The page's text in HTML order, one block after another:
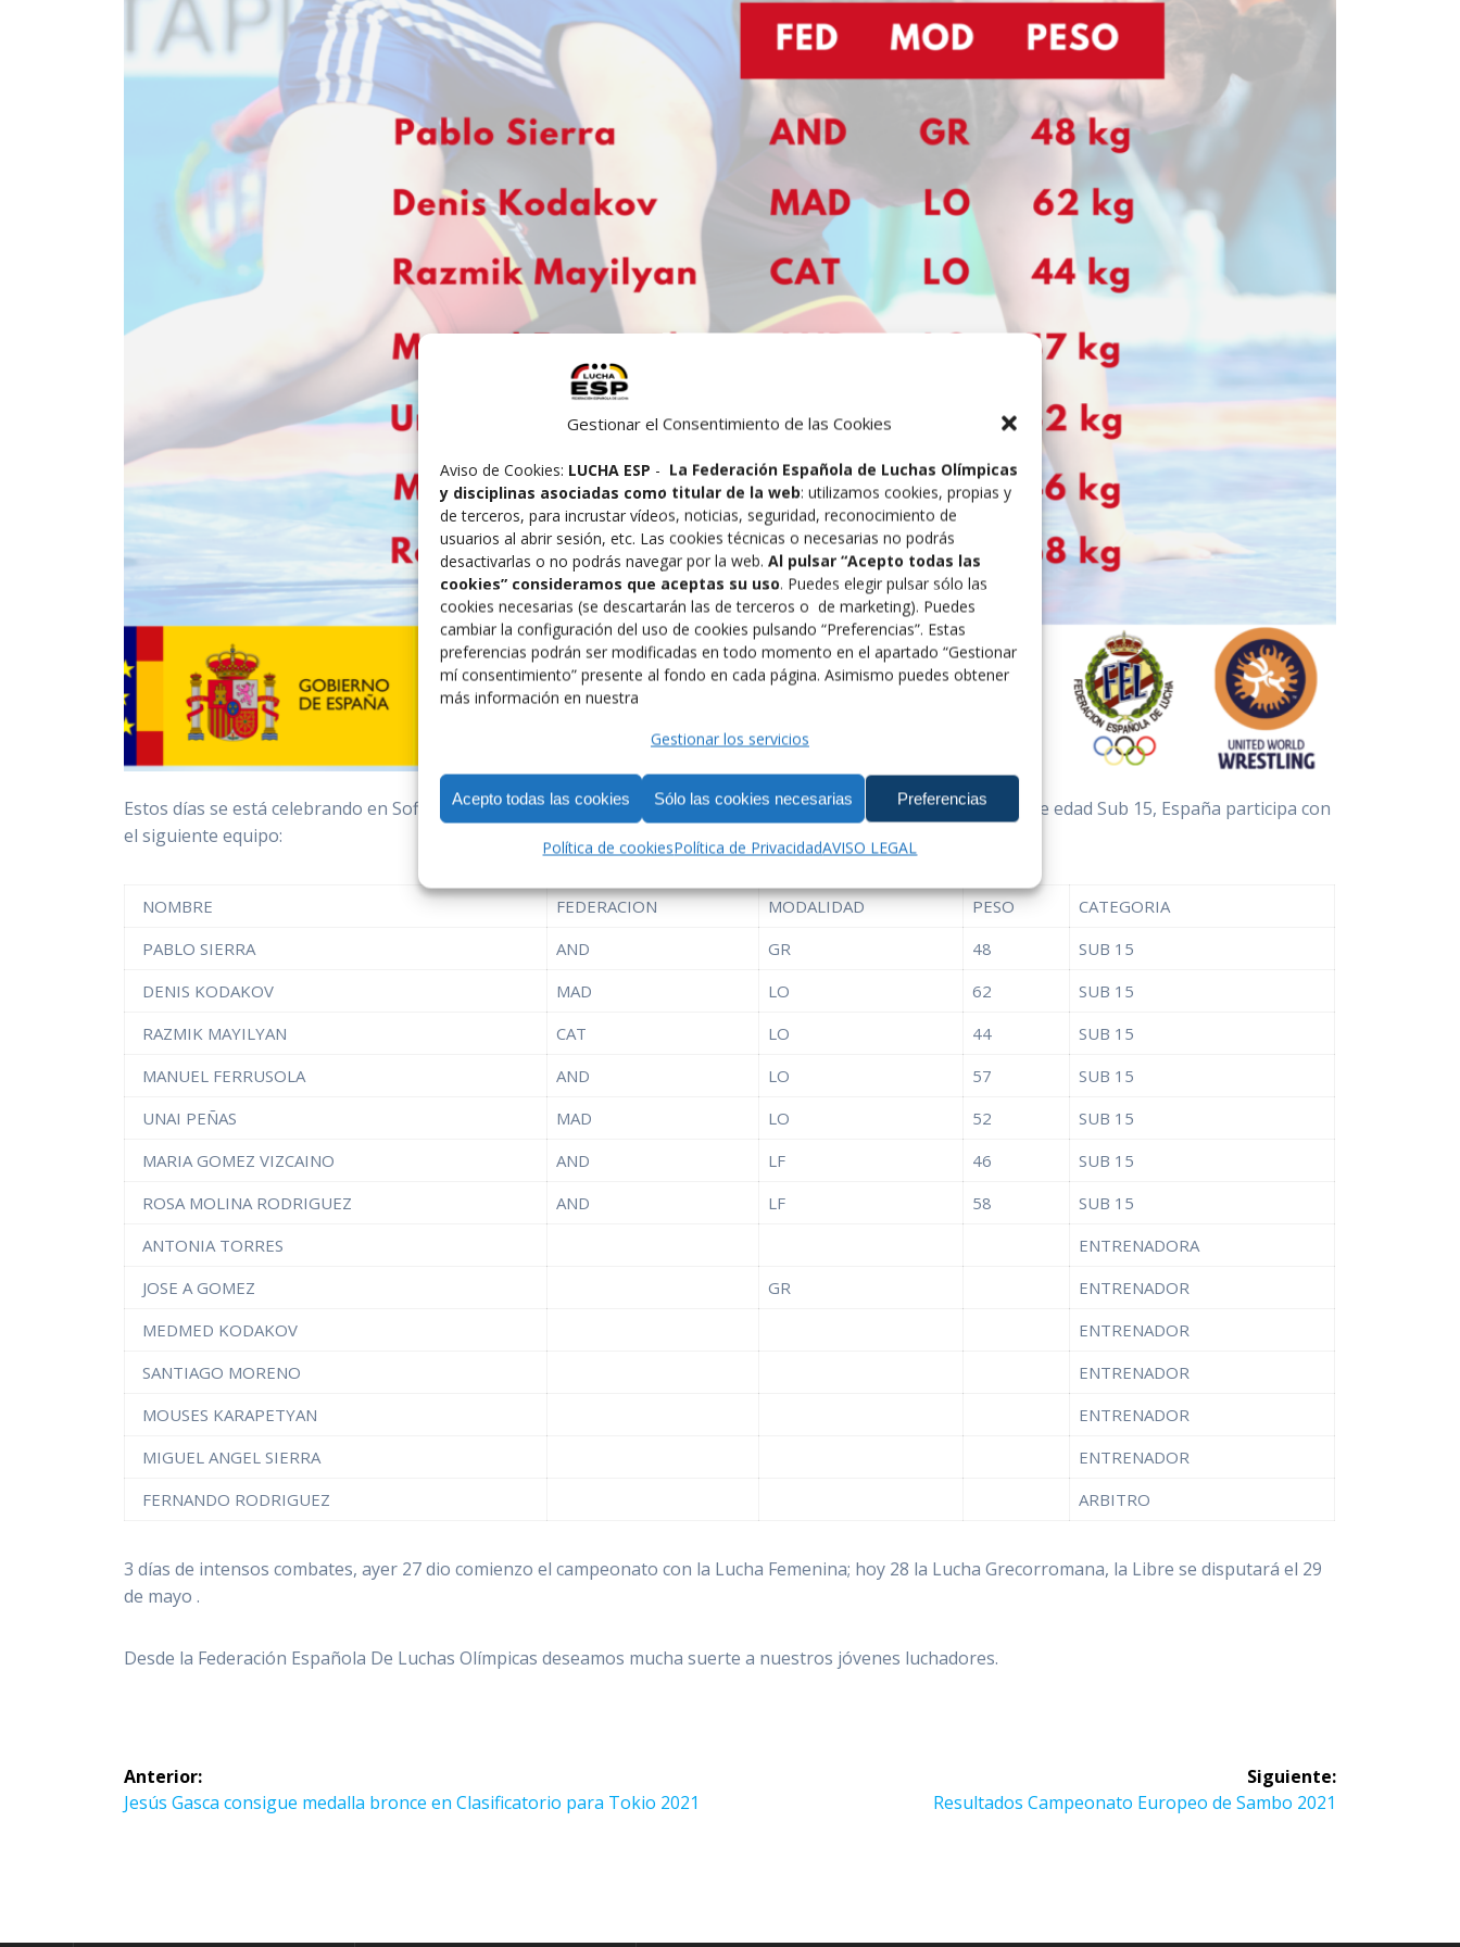
Gestionar el Consentimiento de las Cookies
Aviso de Cookies: LUCHA ESP - La Federación Española de Luchas Olímpicas
y disciplinas asociadas como titular de la web: utilizamos cookies, propias y
de terceros, para incrustar vídeos, noticias, seguridad, reconocimiento de
usuarios al abrir sesión, etc. Las cookies técnicas o necesarias no podrás
desactivarlas o no podrás navegar por la web. Al pulsar “Acepto todas las
cookies” consideramos que aceptas su uso. Puedes elegir pulsar sólo las
cookies necesarias (se descartarán las de terceros o de marketing). Puedes
cambiar la configuración del uso de cookies pulsando “Preferencias”. Estas
preferencias podrán ser modificadas en todo momento en el apartado “Gestionar
mí consentimiento” presente al fondo en cada página. Asimismo puedes obtener
más información en nuestra
Gestionar los servicios
Acepto todas las cookies Sólo las cookies necesarias Preferencias
Política de cookiesPolítica de PrivacidadAVISO LEGAL
Estos días se está celebrando en Sofia (Bulgaria) el Campeonato de Europa de Luchas Olímpicas de la categoría de edad Sub 15, España participa con
el siguiente equipo:
NOMBRE FEDERACION MODALIDAD PESO
CATEGORIA
PABLO SIERRA
AND GR 48
SUB 15
DENIS KODAKOV
MAD LO 62
SUB 15
RAZMIK MAYILYAN
CAT LO 44
SUB 15
MANUEL FERRUSOLA
AND LO 57
SUB 15
UNAI PEÑAS
MAD LO 52
SUB 15
MARIA GOMEZ VIZCAINO
AND LF 46
SUB 15
ROSA MOLINA RODRIGUEZ
AND LF 58
SUB 15
ANTONIA TORRES
ENTRENADORA
JOSE A GOMEZ
GR
ENTRENADOR
MEDMED KODAKOV
ENTRENADOR
SANTIAGO MORENO
ENTRENADOR
MOUSES KARAPETYAN
ENTRENADOR
MIGUEL ANGEL SIERRA
ENTRENADOR
FERNANDO RODRIGUEZ
ARBITRO
3 días de intensos combates, ayer 27 dio comienzo el campeonato con la Lucha Femenina; hoy 28 la Lucha Grecorromana, la Libre se disputará el 29
de mayo .
Desde la Federación Española De Luchas Olímpicas deseamos mucha suerte a nuestros jóvenes luchadores.
Navegación
de
Anterior:
Entrada
Jesús Gasca consigue medalla bronce en Clasificatorio para Tokio 2021
Siguiente:
Siguiente
Resultados Campeonato Europeo de Sambo 2021